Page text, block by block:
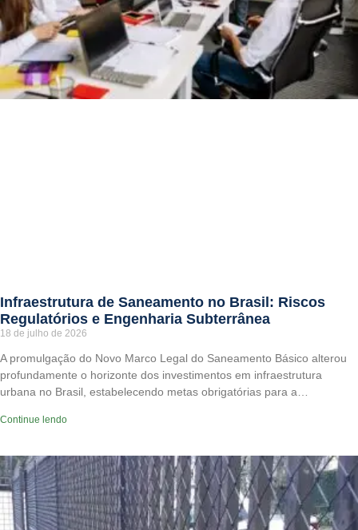
Infraestrutura de Saneamento no Brasil: Riscos
Regulatórios e Engenharia Subterrânea
18 de julho de 2026
A promulgação do Novo Marco Legal do Saneamento Básico alterou
profundamente o horizonte dos investimentos em infraestrutura
urbana no Brasil, estabelecendo metas obrigatórias para a…
Continue lendo